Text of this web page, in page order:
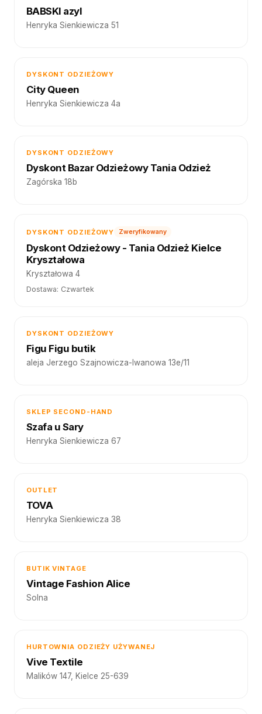
BABSKI azyl
Henryka Sienkiewicza 51
DYSKONT ODZIEŻOWY
City Queen
Henryka Sienkiewicza 4a
DYSKONT ODZIEŻOWY
Dyskont Bazar Odzieżowy Tania Odzież
Zagórska 18b
DYSKONT ODZIEŻOWY Zweryfikowany
Dyskont Odzieżowy - Tania Odzież Kielce
Kryształowa
Kryształowa 4
Dostawa: Czwartek
DYSKONT ODZIEŻOWY
Figu Figu butik
aleja Jerzego Szajnowicza-Iwanowa 13e/11
SKLEP SECOND-HAND
Szafa u Sary
Henryka Sienkiewicza 67
OUTLET
TOVA
Henryka Sienkiewicza 38
BUTIK VINTAGE
Vintage Fashion Alice
Solna
HURTOWNIA ODZIEŻY UŻYWANEJ
Vive Textile
Malików 147, Kielce 25-639